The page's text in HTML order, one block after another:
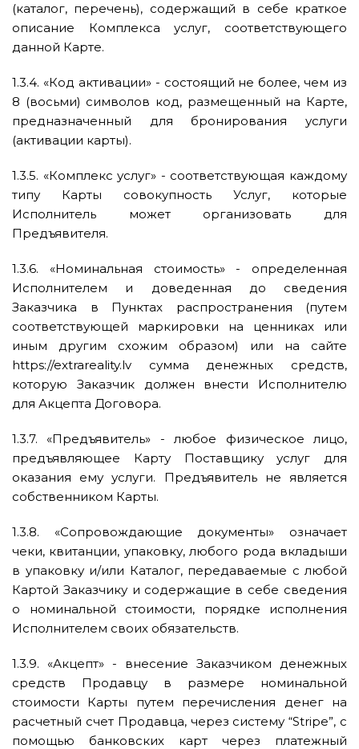
(каталог, перечень), содержащий в себе краткое
описание Комплекса услуг, соответствующего
данной Карте.
1.3.4. «Код активации» - состоящий не более, чем из
8 (восьми) символов код, размещенный на Карте,
предназначенный для бронирования услуги
(активации карты).
1.3.5. «Комплекс услуг» - соответствующая каждому
типу Карты совокупность Услуг, которые
Исполнитель может организовать для
Предъявителя.
1.3.6. «Номинальная стоимость» - определенная
Исполнителем и доведенная до сведения
Заказчика в Пунктах распространения (путем
соответствующей маркировки на ценниках или
иным другим схожим образом) или на сайте
https://extrareality.lv сумма денежных средств,
которую Заказчик должен внести Исполнителю
для Акцепта Договора.
1.3.7. «Предъявитель» - любое физическое лицо,
предъявляющее Карту Поставщику услуг для
оказания ему услуги. Предъявитель не является
собственником Карты.
1.3.8. «Сопровождающие документы» означает
чеки, квитанции, упаковку, любого рода вкладыши
в упаковку и/или Каталог, передаваемые с любой
Картой Заказчику и содержащие в себе сведения
о номинальной стоимости, порядке исполнения
Исполнителем своих обязательств.
1.3.9. «Акцепт» - внесение Заказчиком денежных
средств Продавцу в размере номинальной
стоимости Карты путем перечисления денег на
расчетный счет Продавца, через систему “Stripe”, с
помощью банковских карт через платежный